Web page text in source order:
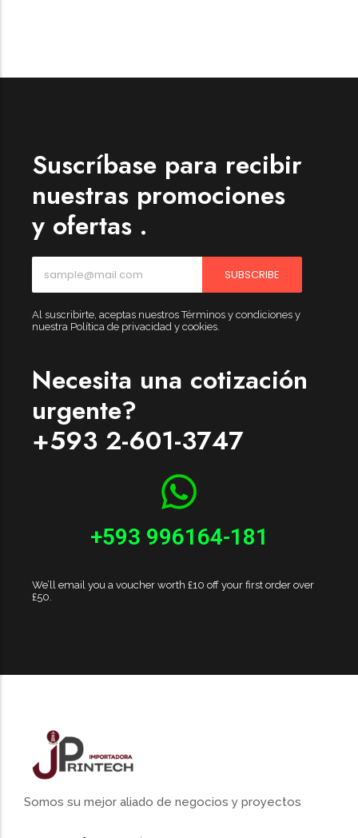
Suscríbase para recibir
nuestras promociones
y ofertas .
SUBSCRIBE
Al suscribirte, aceptas nuestros Términos y condiciones y
nuestra Política de privacidad y cookies.
Necesita una cotización
urgente?
+593 2-601-3747
+593 996164-181
We’ll email you a voucher worth £10 off your first order over
£50.
Somos su mejor aliado de negocios y proyectos